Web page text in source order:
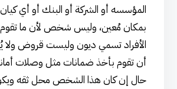
المؤسسه أو الشركة أو البنك أو أي
بمكان مُعين، وليس شخص لأن ما تقوم
الأفراد تسمي ديون وليست قروض ولا
أن تقوم بأخذ ضمانات مثل وصلات
حال إن كان هذا الشخص محل ثقه